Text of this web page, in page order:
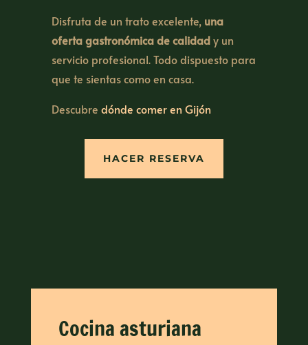
Disfruta de un trato excelente, una
oferta gastronómica de calidady un
servicio profesional. Todo dispuesto para
que te sientas como en casa.
Descubre dónde comer en Gijón
HACER RESERVA
Cocina asturiana